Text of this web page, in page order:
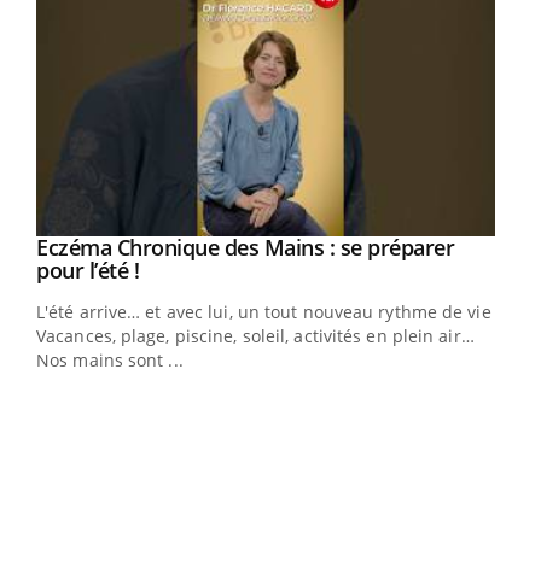
Youtube
Eczéma Chronique des Mains : se préparer
pour l’été !Youtube
L'été arrive… et avec lui, un tout nouveau rythme de vie !
Vacances, plage, piscine, soleil, activités en plein air…
Nos mains sont ...